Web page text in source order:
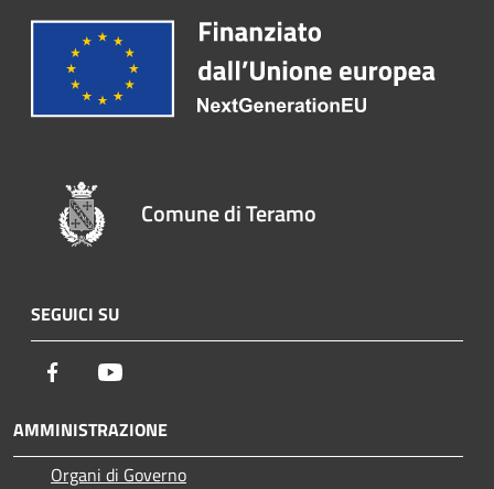
Comune di Teramo
SEGUICI SU
Facebook
AMMINISTRAZIONE
Organi di Governo